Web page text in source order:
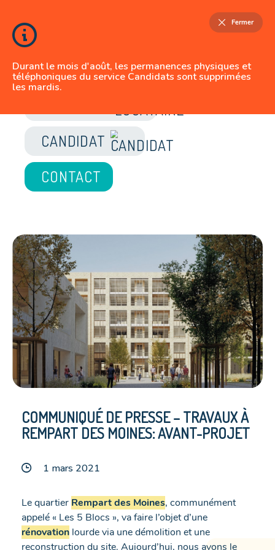
Durant le mois d'août, les permanences physiques et
téléphoniques du service Candidats sont supprimées
les mardis.
Fermer
JE SUIS
LOCATAIRE
CANDIDAT
COMMUNIQUÉ DE PRESSE – TRAVAUX À
REMPART DES MOINES: AVANT-PROJET
1 mars 2021
Le quartier Rempart des Moines, communément
appelé « Les 5 Blocs », va faire l’objet d’une
rénovation lourde via une démolition et une
reconstruction du site. Aujourd’hui, nous avons le